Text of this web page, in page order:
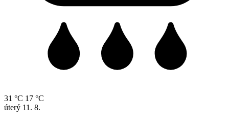
31 °C 17 °C
úterý 11. 8.